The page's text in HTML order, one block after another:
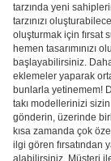
tarzında yeni
tarzınızı
oluşturmak için fırsat
hemen tasarımınızı
başlayabilirsiniz.
eklemeler yaparak
bunlarla yetinemem!
takı modellerinizi
gönderin, üzerinde
kısa zamanda çok
ilgi gören fırsatından
alabilirsiniz. Müşteri